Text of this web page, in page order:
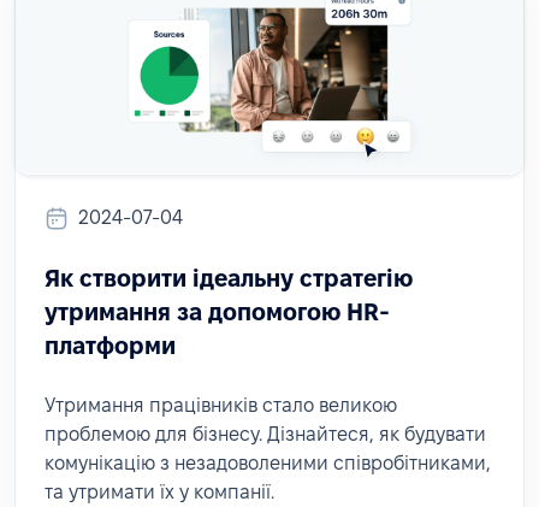
2024-07-04
Як створити ідеальну стратегію
утримання за допомогою HR-
платформи
Утримання працівників стало великою
проблемою для бізнесу. Дізнайтеся, як будувати
комунікацію з незадоволеними співробітниками,
та утримати їх у компанії.